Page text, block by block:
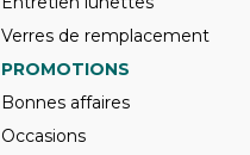
Verres de remplacement
PROMOTIONS
Bonnes affaires
Occasions